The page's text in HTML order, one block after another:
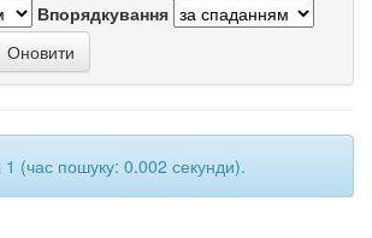
Впорядкування
1 (час пошуку: 0.002 секунди).